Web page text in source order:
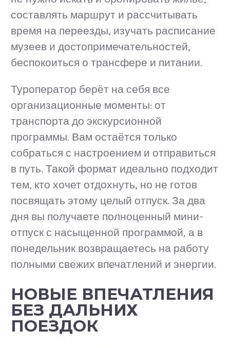
составлять маршрут и рассчитывать
время на переезды, изучать расписание
музеев и достопримечательностей,
беспокоиться о трансфере и питании.
Туроператор берёт на себя все
организационные моменты: от
транспорта до экскурсионной
программы. Вам остаётся только
собраться с настроением и отправиться
в путь. Такой формат идеально подходит
тем, кто хочет отдохнуть, но не готов
посвящать этому целый отпуск. За два
дня вы получаете полноценный мини-
отпуск с насыщенной программой, а в
понедельник возвращаетесь на работу
полными свежих впечатлений и энергии.
НОВЫЕ ВПЕЧАТЛЕНИЯ
БЕЗ ДАЛЬНИХ
ПОЕЗДОК